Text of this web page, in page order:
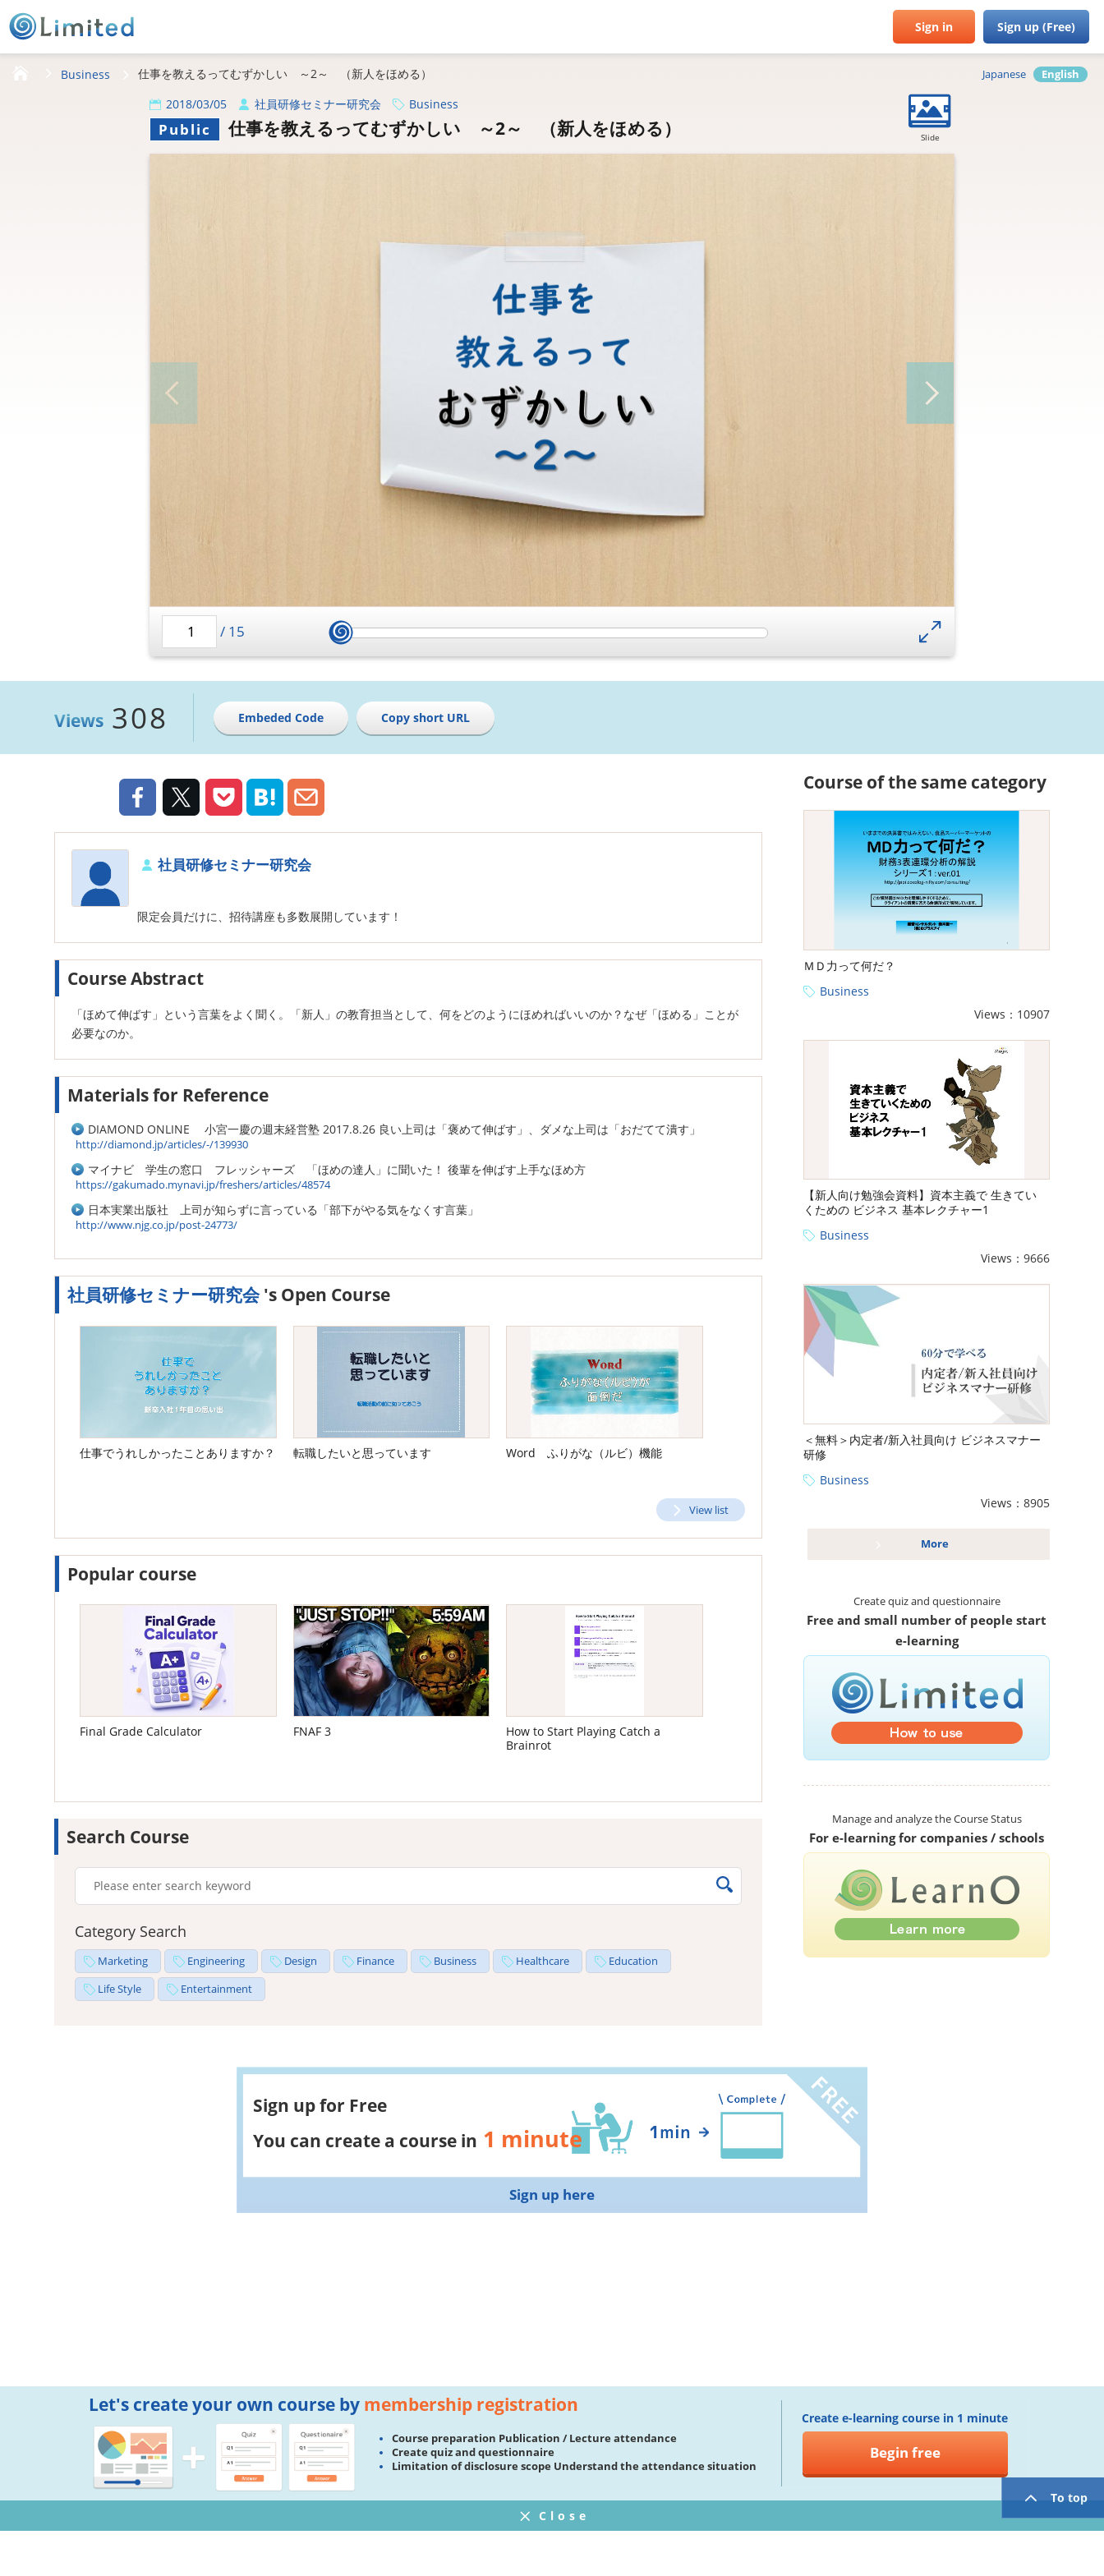
Sign in Sign up (Free)
HOMEBusiness 仕事を教えるってむずかしい ～2～ （新人をほめる） Japanese English
2018/03/05 社員研修セミナー研究会 Business
Public 仕事を教えるってむずかしい ～2～ （新人をほめる） Slide
/ 15
Views 308 Embeded Code Copy short URL
社員研修セミナー研究会
限定会員だけに、招待講座も多数展開しています！
Course Abstract
「ほめて伸ばす」という言葉をよく聞く。「新人」の教育担当として、何をどのようにほめればいいのか？なぜ「ほめる」ことが
必要なのか。
Materials for Reference
DIAMOND ONLINE 小宮一慶の週末経営塾 2017.8.26 良い上司は「褒めて伸ばす」、ダメな上司は「おだてて潰す」
http://diamond.jp/articles/-/139930
マイナビ 学生の窓口 フレッシャーズ 「ほめの達人」に聞いた！ 後輩を伸ばす上手なほめ方
https://gakumado.mynavi.jp/freshers/articles/48574
日本実業出版社 上司が知らずに言っている「部下がやる気をなくす言葉」
http://www.njg.co.jp/post-24773/
社員研修セミナー研究会's Open Course
仕事でうれしかったことありますか？ 転職したいと思っています Word ふりがな（ルビ）機能
View list
Popular course
Final Grade Calculator FNAF 3
How to Start Playing Catch a
Brainrot
Search Course
Category Search
Marketing Engineering Design Finance Business Healthcare
Education
Life Style
Entertainment
Course of the same category
ＭＤ力って何だ？
Business
Views：10907
【新人向け勉強会資料】資本主義で 生きてい
くための ビジネス 基本レクチャー1
Business
Views：9666
＜無料＞内定者/新入社員向け ビジネスマナー
研修
Business
Views：8905
More
Create quiz and questionnaire
Free and small number of people start
e-learning
Manage and analyze the Course Status
For e-learning for companies / schools
Sign up for Free
You can create a course in 1 minute
Sign up here
To top
Let's create your own course by membership registration
Course preparation Publication / Lecture attendance
Create quiz and questionnaire
Limitation of disclosure scope Understand the attendance situation
Create e-learning course in 1 minute
Begin free
Close